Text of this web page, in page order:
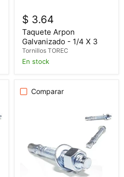
$ 3.64
Taquete Arpon
Galvanizado - 1/4 X 3
Tornillos TOREC
En stock
Comparar